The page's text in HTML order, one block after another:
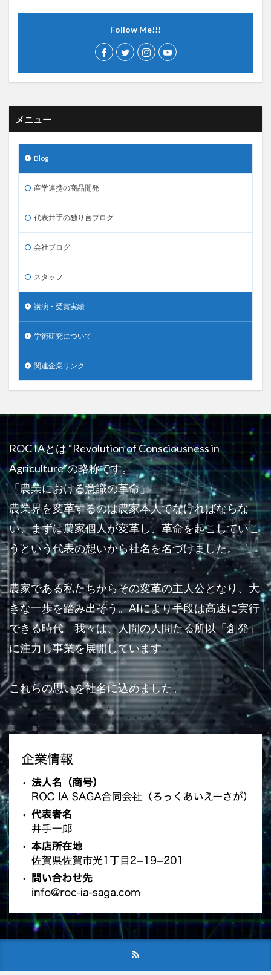
Follow Me!!!
メニュー
Blog
産学連携の商品開発
代表井手の独り言ブログ
会社ブログ
スタッフ
講演・受賞実績
学術研究について
関連企業リンク
ROC IAとは “Revolution of Consciousness in
Agriculture”の略称です。
「農業における意識の革命」
農業界を変革するのは農家本人でなければならな
い、まずは農家個人が変革し、革命を起こしていこ
うという代表の想いから社名を名づけました。
農家である私たちからその変革の主人公となり、大
きな一歩を踏み出そう。AIにより手段は高速に実行
できる時代。我々は、人間の人間たる所以「創発」
に注力し事業を展開しています。
これらの思いを社名に込めました。